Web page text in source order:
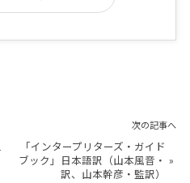
次の記事へ
「インタープリターズ・ガイド
ブック」日本語訳（山本風音・
訳、山本幹彦・監訳）
»